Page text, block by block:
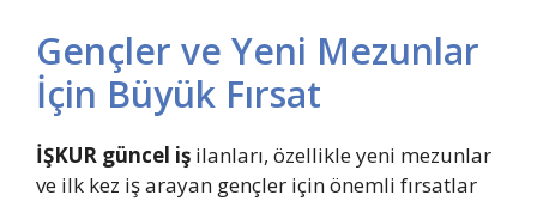
Gençler ve Yeni Mezunlar
İçin Büyük Fırsat
İŞKUR güncel iş ilanları, özellikle yeni mezunlar
ve ilk kez iş arayan gençler için önemli fırsatlar